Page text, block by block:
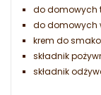
do domowych
do domowych
krem do
składnik
składnik